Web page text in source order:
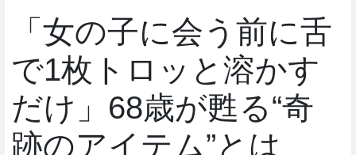
「女の子に会う前に舌
で1枚トロッと溶かす
だけ」68歳が甦る“奇
跡のアイテム”とは